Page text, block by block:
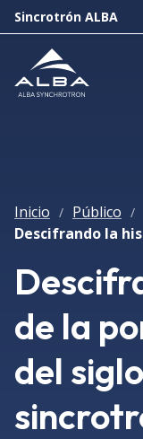
Sincrotrón ALBA
Inicio / Público /
de la
del